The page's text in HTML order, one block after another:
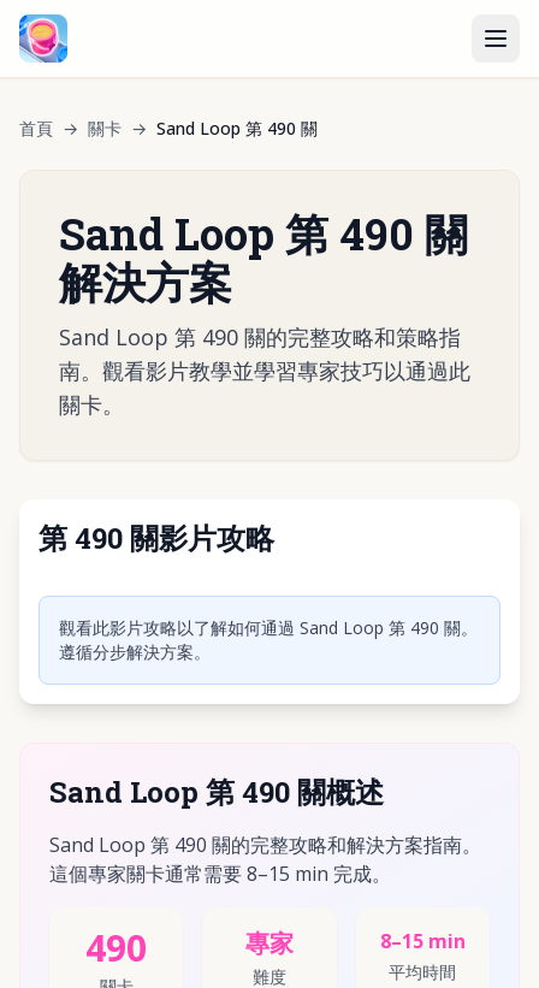
首頁 → 關卡 → Sand Loop 第 490 關
Sand Loop 第 490 關
解決方案
Sand Loop 第 490 關的完整攻略和策略指
南。觀看影片教學並學習專家技巧以通過此
關卡。
第 490 關影片攻略
點擊播放影片
觀看此影片攻略以了解如何通過 Sand Loop 第 490 關。
遵循分步解決方案。
Sand Loop 第 490 關概述
Sand Loop 第 490 關的完整攻略和解決方案指南。
這個專家關卡通常需要 8–15 min 完成。
490 專家
難度
8–15 min
平均時間